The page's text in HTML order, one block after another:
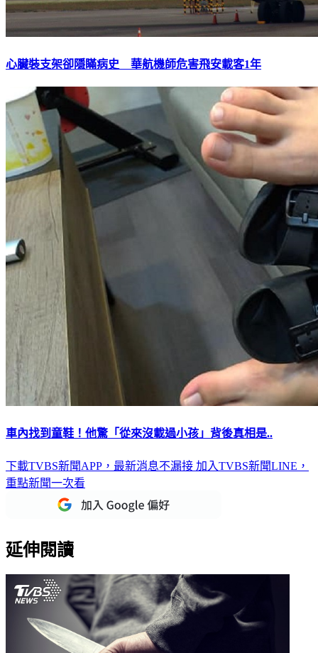
心臟裝支架卻隱瞞病史 華航機師危害飛安載客1年
車內找到童鞋！他驚「從來沒載過小孩」背後真相是..
下載TVBS新聞APP，最新消息不漏接 加入TVBS新聞LINE，
重點新聞一次看
延伸閱讀